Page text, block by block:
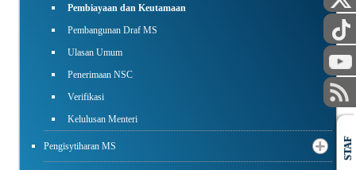
Pembiayaan dan Keutamaan
Pembangunan Draf MS
Ulasan Umum
Penerimaan NSC
Verifikasi
Kelulusan Menteri
Pengisytiharan MS STAF